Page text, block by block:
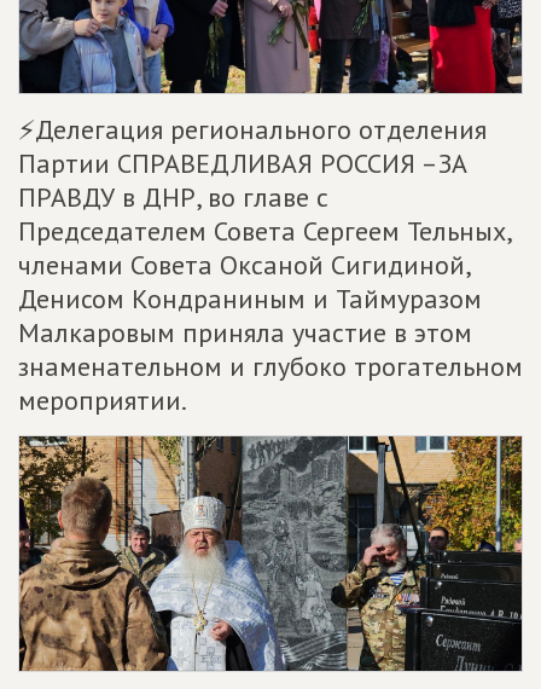
⚡️Делегация регионального отделения
Партии СПРАВЕДЛИВАЯ РОССИЯ –ЗА
ПРАВДУ в ДНР, во главе с
Председателем Совета Сергеем Тельных,
членами Совета Оксаной Сигидиной,
Денисом Кондраниным и Таймуразом
Малкаровым приняла участие в этом
знаменательном и глубоко трогательном
мероприятии.